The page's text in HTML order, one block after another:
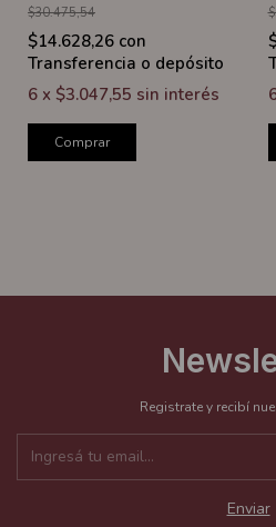
$30.475,54
$14.628,26 con
Transferencia o depósito
6 x $3.047,55 sin interés
Comprar
Registrate y recibí